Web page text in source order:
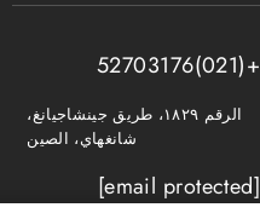
+(021)52703176
الرقم ١٨٢٩، طريق جينشاجيانغ،
شانغهاي، الصين
[email protected]